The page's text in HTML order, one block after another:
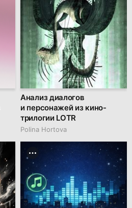
Анализ диалогов
и персонажей из кино-
трилогии LOTR
Polina Hortova